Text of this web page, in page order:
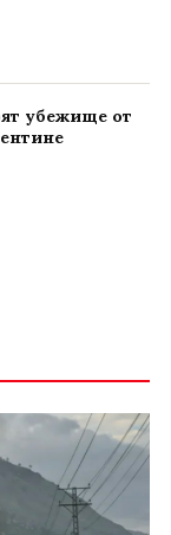
убежище от